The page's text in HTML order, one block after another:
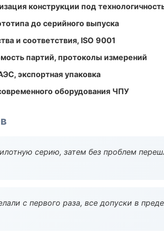
конструкции под
до серийного выпуска
и соответствия, ISO 9001
партий, протоколы измерений
экспортная упаковка
оборудования ЧПУ
серию, затем без проблем
с первого раза, все допуски в